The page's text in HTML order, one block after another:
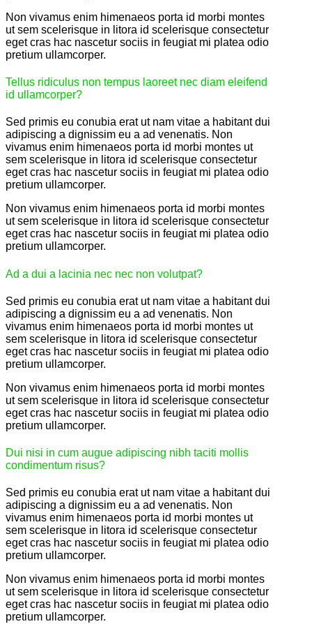
Non vivamus enim himenaeos porta id morbi montes
ut sem scelerisque in litora id scelerisque consectetur
eget cras hac nascetur sociis in feugiat mi platea odio
pretium ullamcorper.
Tellus ridiculus non tempus laoreet nec diam eleifend
id ullamcorper?
Sed primis eu conubia erat ut nam vitae a habitant dui
adipiscing a dignissim eu a ad venenatis. Non
vivamus enim himenaeos porta id morbi montes ut
sem scelerisque in litora id scelerisque consectetur
eget cras hac nascetur sociis in feugiat mi platea odio
pretium ullamcorper.
Non vivamus enim himenaeos porta id morbi montes
ut sem scelerisque in litora id scelerisque consectetur
eget cras hac nascetur sociis in feugiat mi platea odio
pretium ullamcorper.
Ad a dui a lacinia nec nec non volutpat?
Sed primis eu conubia erat ut nam vitae a habitant dui
adipiscing a dignissim eu a ad venenatis. Non
vivamus enim himenaeos porta id morbi montes ut
sem scelerisque in litora id scelerisque consectetur
eget cras hac nascetur sociis in feugiat mi platea odio
pretium ullamcorper.
Non vivamus enim himenaeos porta id morbi montes
ut sem scelerisque in litora id scelerisque consectetur
eget cras hac nascetur sociis in feugiat mi platea odio
pretium ullamcorper.
Dui nisi in cum augue adipiscing nibh taciti mollis
condimentum risus?
Sed primis eu conubia erat ut nam vitae a habitant dui
adipiscing a dignissim eu a ad venenatis. Non
vivamus enim himenaeos porta id morbi montes ut
sem scelerisque in litora id scelerisque consectetur
eget cras hac nascetur sociis in feugiat mi platea odio
pretium ullamcorper.
Non vivamus enim himenaeos porta id morbi montes
ut sem scelerisque in litora id scelerisque consectetur
eget cras hac nascetur sociis in feugiat mi platea odio
pretium ullamcorper.